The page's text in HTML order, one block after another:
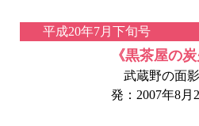
平成20年7月下旬号
《黒茶屋の
武蔵野の面影
発：2007年8月